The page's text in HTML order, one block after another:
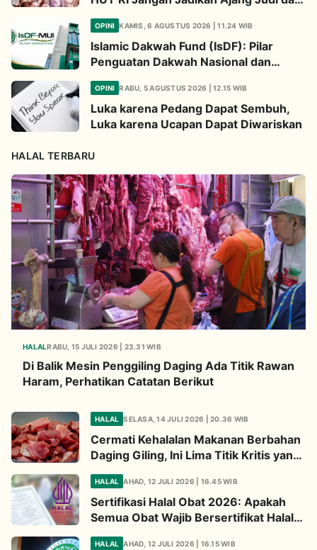
Kampanye LGBT
OPINI KAMIS, 6 AGUSTUS 2026 | 11.24 WIB
Islamic Dakwah Fund (IsDF): Pilar
Penguatan Dakwah Nasional dan
Jembatan Kepedulian Umat Global
OPINI RABU, 5 AGUSTUS 2026 | 12.15 WIB
Luka karena Pedang Dapat Sembuh,
Luka karena Ucapan Dapat Diwariskan
HALAL TERBARU
HALALRABU, 15 JULI 2026 | 23.31 WIB
Di Balik Mesin Penggiling Daging Ada Titik Rawan
Haram, Perhatikan Catatan Berikut
HALAL SELASA, 14 JULI 2026 | 20.36 WIB
Cermati Kehalalan Makanan Berbahan
Daging Giling, Ini Lima Titik Kritis yang
HALAL AHAD, 12 JULI 2026 | 16.45 WIB
Sertifikasi Halal Obat 2026: Apakah
Semua Obat Wajib Bersertifikat Halal?
HALAL AHAD, 12 JULI 2026 | 16.15 WIB